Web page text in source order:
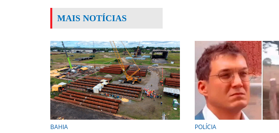
MAIS NOTÍCIAS
BAHIA POLÍCIA